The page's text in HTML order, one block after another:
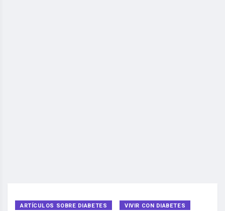
ARTÍCULOS SOBRE DIABETES VIVIR CON DIABETES